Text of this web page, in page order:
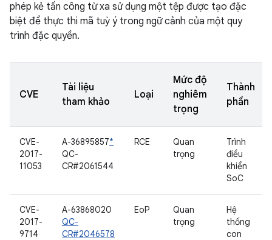
phép kẻ tấn công từ xa sử dụng một tệp được tạo đặc
biệt để thực thi mã tuỳ ý trong ngữ cảnh của một quy
trình đặc quyền.
CVE
Tài liệu
tham khảo
Loại
Mức độ
nghiêm
trọng
Thành
phần
CVE-
2017-
11053
A-36895857*
QC-
CR#2061544
RCE
Quan
trọng
Trình
điều
khiển
SoC
CVE-
2017-
9714
A-63868020
QC-
CR#2046578
EoP
Quan
trọng
Hệ
thống
con